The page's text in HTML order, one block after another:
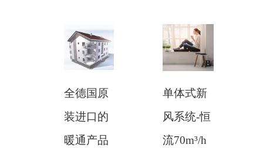
全德国原
装进口的
暖通产品
单体式新
风系统-恒
流70m³/h